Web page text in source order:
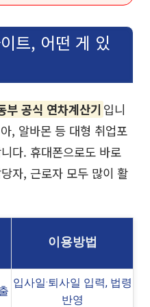
트, 어떤 게 있
부 공식 연차계산기 입니
, 알바몬 등 대형 취업포
다. 휴대폰으로도 바로
자, 근로자 모두 많이 활
이용방법
입사일·퇴사일 입력, 법령
반영